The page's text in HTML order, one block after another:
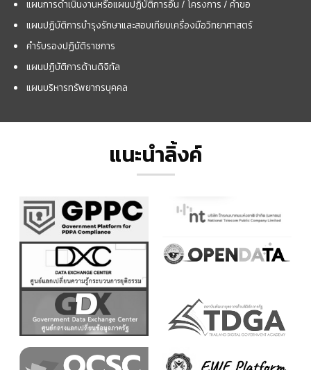
แผนการดำเนินงานหรือแผนปฏิบัติการอื่น / โครงการ / คำขอ
แผนปฏิบัติการบำรุงรักษาและสอบเทียบเครื่องมือวิทยาศาสตร์
คำรับรองปฏิบัติราชการ
แผนปฏิบัติการด้านดิจิทัล
แผนบริหารทรัพยากรบุคคล
แนะนำลิ้งค์